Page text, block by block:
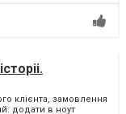
клієнта, замовлення
додати в ноут